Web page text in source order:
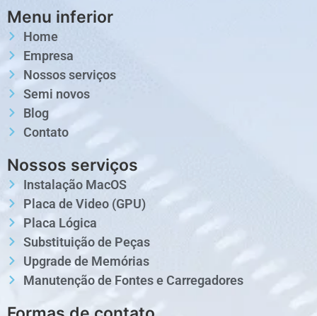
Menu inferior
Home
Empresa
Nossos serviços
Semi novos
Blog
Contato
Nossos serviços
Instalação MacOS
Placa de Video (GPU)
Placa Lógica
Substituição de Peças
Upgrade de Memórias
Manutenção de Fontes e Carregadores